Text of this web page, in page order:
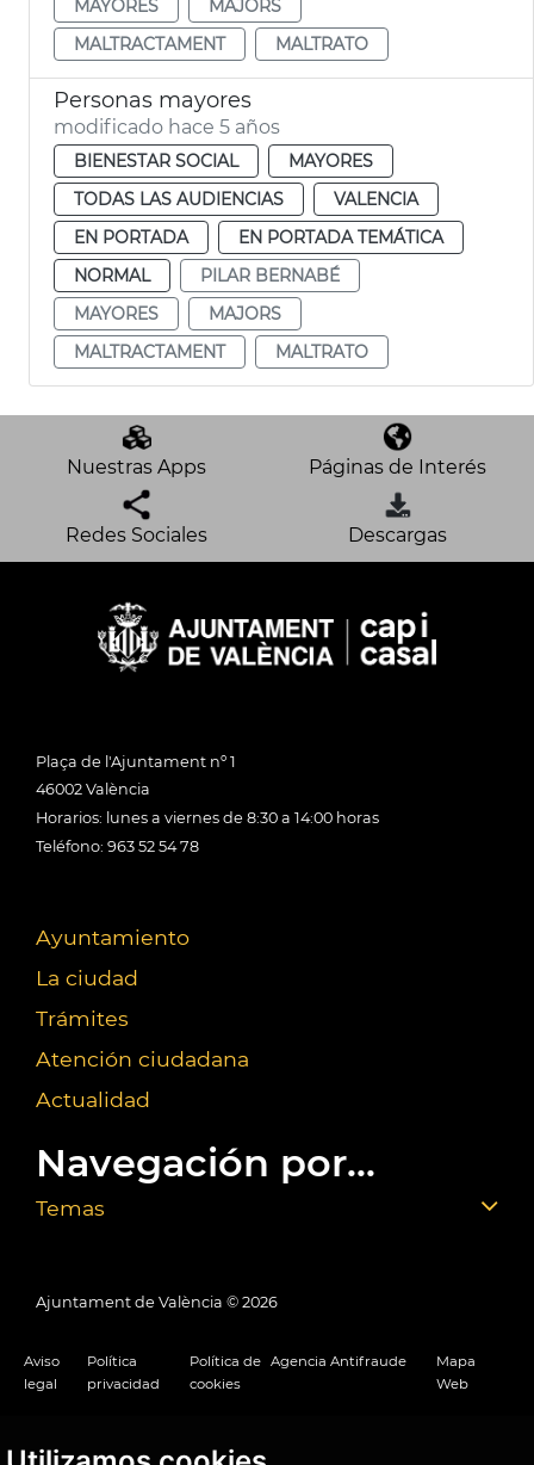
MAYORES
MAJORS
MALTRACTAMENT
MALTRATO
Personas mayores
modificado hace 5 años
BIENESTAR SOCIAL
MAYORES
TODAS LAS AUDIENCIAS
VALENCIA
EN PORTADA
EN PORTADA TEMÁTICA
NORMAL
PILAR BERNABÉ
MAYORES
MAJORS
MALTRACTAMENT
MALTRATO
Nuestras Apps Páginas de Interés
Redes Sociales Descargas
Plaça de l'Ajuntament nº 1
46002 València
Horarios: lunes a viernes de 8:30 a 14:00 horas
Teléfono: 963 52 54 78
Ayuntamiento
La ciudad
Trámites
Atención ciudadana
Actualidad
Navegación por...
Temas
Ajuntament de València © 2026
Aviso
legal
Política
privacidad
Política de
cookies
Agencia Antifraude
Mapa
Web